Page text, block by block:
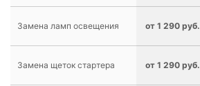
Замена ламп освещения от 1 290 руб.
Замена щеток стартера от 1 290 руб.